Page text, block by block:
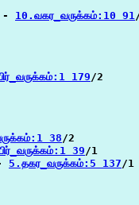
- 10.வகர_வருக்கம்:10 91
179/2
38/2
39/1
5.தகர_வருக்கம்:5 137/1